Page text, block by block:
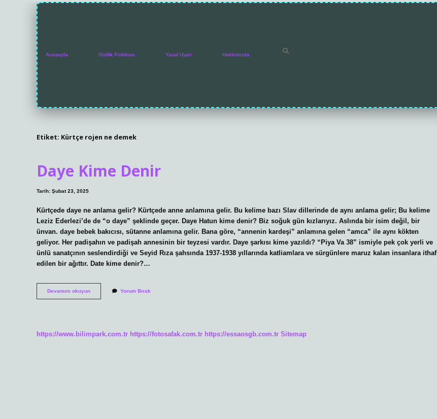
Anasayfa Gizlilik Politikası Yasal Uyarı Hakkımızda
Etiket: Kürtçe rojen ne demek
Daye Kime Denir
Tarih: Şubat 23, 2025
Kürtçede daye ne anlama gelir? Kürtçede anne anlamına gelir. Bu kelime bazı Slav dillerinde de aynı anlama gelir; Bu kelime
Leziz Ederlezi’de de “o daye” şeklinde geçer. Daye Hatun kime denir? Biz soğuk gün kızlarıyız. Aslında bir isim değil, bir
ünvan. daye bebek bakıcısı, sütanne anlamına gelir. Bana göre, “annenin kardeşi” anlamına gelen “amca” ile aynı kökten
geliyor. Her padişahın ve padişah annesinin bir teyzesi vardır. Daye şarkısı kime yazıldı? “Piya Va 38” ismiyle pek çok yerli ve
ünlü sanatçının seslendirdiği ve Seyid Rıza şahsında 1937-1938 yıllarında katliamlara ve sürgünlere maruz kalan insanlara ithaf
edilen bir ağıttır. Date kime denir?…
Devamını okuyunDaye
Kime
Yorum Bırak
https://www.bilimpark.com.tr https://fotosafak.com.tr https://essaosgb.com.tr Sitemap